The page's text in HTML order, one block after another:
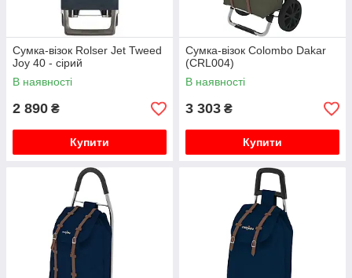
Сумка-візок Rolser Jet Tweed
Joy 40 - сірий
В наявності
2 890 ₴
Купити
Сумка-візок Colombo Dakar
(CRL004)
В наявності
3 303 ₴
Купити